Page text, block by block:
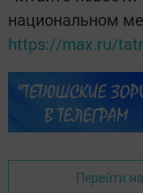
национальном
https://max.ru/
Перейти